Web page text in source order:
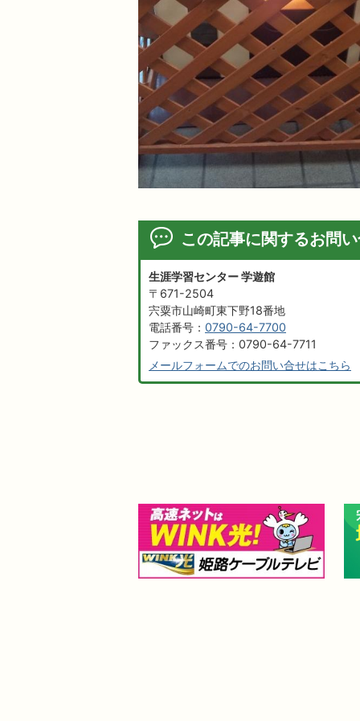
この記事に関するお問
生涯学習センター 学遊館
〒671-2504
宍粟市山崎町東下野18番地
電話番号： 0790-64-7700
ファックス番号：0790-64-7711
メールフォームでのお問い合せはこちら